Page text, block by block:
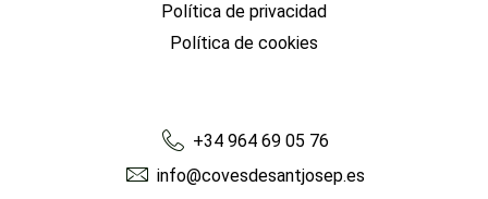
Política de privacidad
Política de cookies
+34 964 69 05 76
info@covesdesantjosep.es